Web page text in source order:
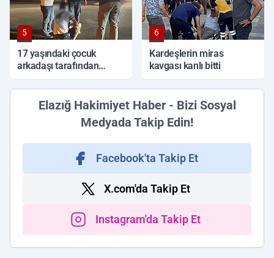
5
17 yaşındaki çocuk
arkadaşı tarafından
6
Kardeşlerin miras
kavgası kanlı bitti
Elazığ Hakimiyet Haber - Bizi Sosyal
Medyada Takip Edin!
Facebook'ta Takip Et
X.com'da Takip Et
Instagram'da Takip Et